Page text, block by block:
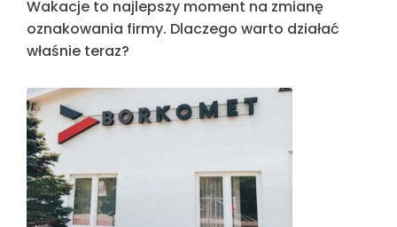
Wakacje to najlepszy moment na zmianę
oznakowania firmy. Dlaczego warto działać
właśnie teraz?